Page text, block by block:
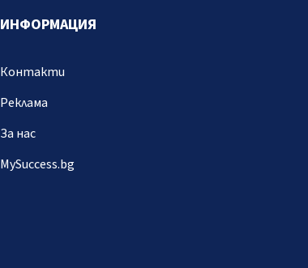
ИНФОРМАЦИЯ
Контакти
Реклама
За нас
MySuccess.bg